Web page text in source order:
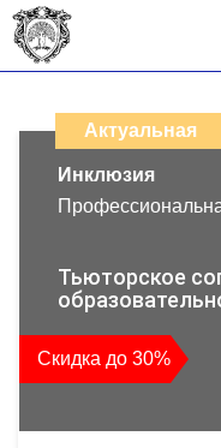
и
Актуальная
Инклюзия
Тьюторское
Скидка до 30%